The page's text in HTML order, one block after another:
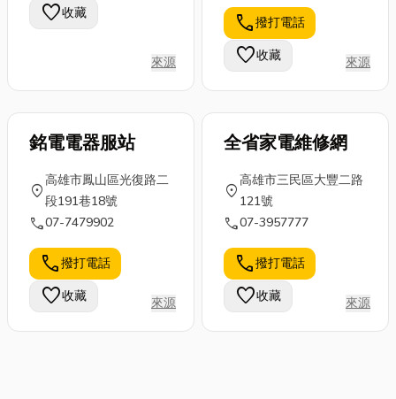
「為人們環境點燈的需
求想得更深遠」 ------
-----------------------
-----------------------
-----------------------
----- 當然不只是多樣
化的產品，最重要的是
也都以最高等級的品檢
標準來執行。除此之
外，售 後服務也是我
們引以為傲的地方。打
從您決定購入『和浚點
燈』產品那一刻起，我
們就會把它當成是照顧
小孩 般，給予無微不
favorite收藏
來源
冷氣空調。 各大品牌
大小家電銷售/專業家
電維修服務/冷氣空調
洽詢~和鑫電器
call撥打電話
favorite收藏 來源
銘電電器服站
location_on
高雄市鳳山區光復路二
段191巷18號
call07-7479902
call撥打電話
favorite收藏 來源
全省家電維修網
location_on
高雄市三民區大豐二路
121號
call07-3957777
call撥打電話
favorite收藏 來源